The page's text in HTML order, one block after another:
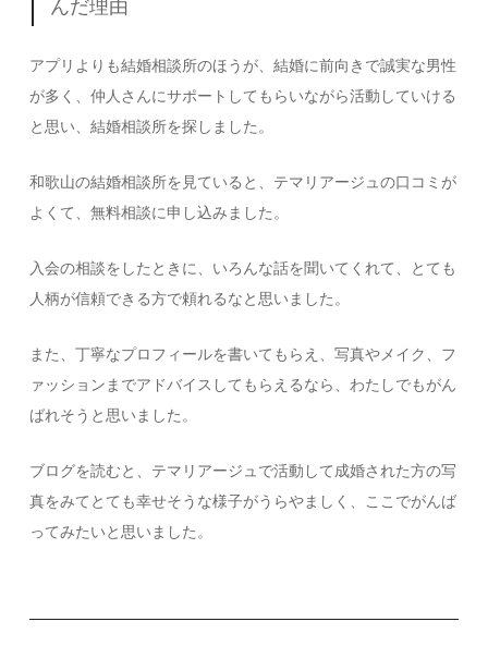
アプリよりも結婚相談所のほうが、結婚に前向きで誠実な男性
が多く、仲人さんにサポートしてもらいながら活動していける
と思い、結婚相談所を探しました。
和歌山の結婚相談所を見ていると、テマリアージュの口コミが
よくて、無料相談に申し込みました。
入会の相談をしたときに、いろんな話を聞いてくれて、とても
人柄が信頼できる方で頼れるなと思いました。
また、丁寧なプロフィールを書いてもらえ、写真やメイク、フ
ァッションまでアドバイスしてもらえるなら、わたしでもがん
ばれそうと思いました。
ブログを読むと、テマリアージュで活動して成婚された方の写
真をみてとても幸せそうな様子がうらやましく、ここでがんば
ってみたいと思いました。